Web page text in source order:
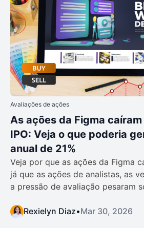
Avaliações de ações
As ações da Figma caíram
IPO: Veja o que poderia
anual de 21%
Veja por que as ações da Figma
já que as ações de analistas, as
a pressão de avaliação pesaram
Rexielyn Diaz•Mar 30, 2026